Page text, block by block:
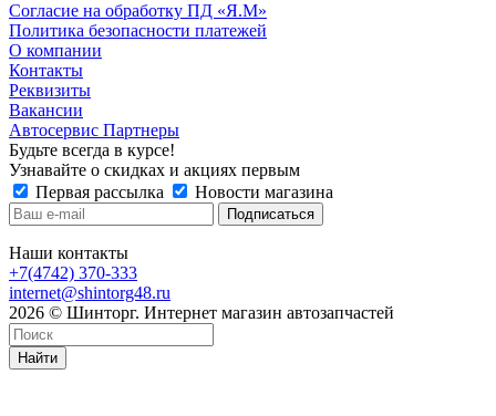
Согласие на обработку ПД «Я.М»
Политика безопасности платежей
О компании
Контакты
Реквизиты
Вакансии
Автосервис Партнеры
Будьте всегда в курсе!
Узнавайте о скидках и акциях первым
Первая рассылка
Новости магазина
Наши контакты
+7(4742) 370-333
internet@shintorg48.ru
2026 © Шинторг. Интернет магазин автозапчастей
Найти